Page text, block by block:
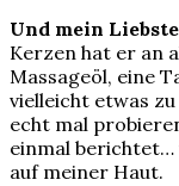
Und mein
Kerzen hat er an
Massageöl, eine
vielleicht etwas
echt mal
einmal berichtet…
auf meiner Haut.